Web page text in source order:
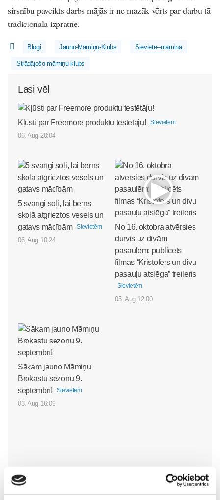
sirsnību paveikts darbs mājās ir ne mazāk vērts par darbu tā
tradicionālā izpratnē.
Blogi Jauno-Māmiņu-Klubs Sieviete--māmiņa
Strādājošo-māmiņu-klubs
Lasi vēl
Kļūsti par Freemore produktu testētāju! Sievietēm
06. Aug 20:04
5 svarīgi soļi, lai bērns
skolā atgrieztos vesels un
gatavs mācībām
Sievietēm
06. Aug 10:24
No 16. oktobra atvērsies
durvis uz divām
pasaulēm: publicēts
filmas “Kristofers un divu
pasauļu atslēga” treileris
Sievietēm
05. Aug 12:00
Sākam jauno Māmiņu
Brokastu sezonu 9.
septembrī!
Sievietēm
03. Aug 16:09